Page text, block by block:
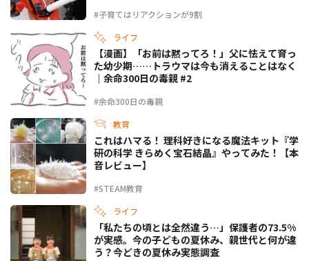
#子育てはリアクションが9割
ライフ
#余命300日の毒親
【漫画】「お前は黙ってろ！」父に怯えて育っ
た幼少期……トラウマは今も消えることはなく
｜余命300日の毒親 #2
教育
#STEAM教育
これはハマる！ 理科好きになる魔法キット『学
研の科学 きらめく宝石結晶』やってみた！【本
音レビュー】
ライフ
「私たちの頃とは全然違う…」保護者の73.5%
が実感。今の子どもの夏休み、親世代と何が違
う？今どきの夏休み実態調査